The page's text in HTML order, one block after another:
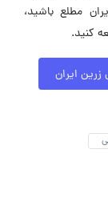
مطلع باشید،
کنید.
ایران